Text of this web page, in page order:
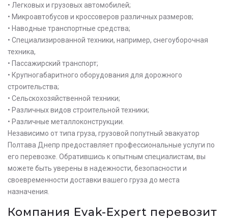
• Легковых и грузовых автомобилей;
• Микроавтобусов и кроссоверов различных размеров;
• Наводные транспортные средства;
• Специализированной техники, например, снегоуборочная
техника,
• Пассажирский транспорт;
• Крупногабаритного оборудования для дорожного
строительства;
• Сельскохозяйственной техники;
• Различных видов строительной техники;
• Различные металлоконструкции.
Независимо от типа груза, грузовой попутный эвакуатор
Полтава Днепр предоставляет профессиональные услуги по
его перевозке. Обратившись к опытным специалистам, вы
можете быть уверены в надежности, безопасности и
своевременности доставки вашего груза до места
назначения.
Компания Evak-Expert перевозит
Оставьте заявку на просчет